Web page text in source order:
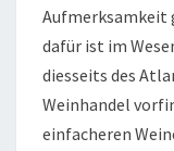
Aufmerksamkeit
dafür ist im
diesseits des
Weinhandel
einfacheren